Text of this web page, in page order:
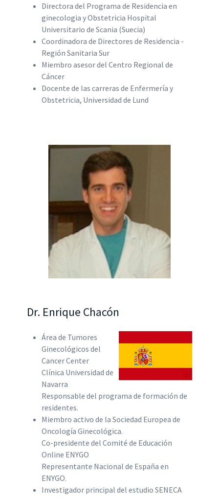
Directora del Programa de Residencia en
ginecologia y Obstetricia Hospital
Universitario de Scania (Suecia)
Coordinadora de Directores de Residencia -
Región Sanitaria Sur
Miembro asesor del Centro Regional de
Cáncer
Docente de las carreras de Enfermería y
Obstetricia, Universidad de Lund
Dr. Enrique Chacón
Área de Tumores
Ginecológicos del
Cancer Center
Clínica Universidad de
Navarra
Responsable del programa de formación de
residentes.
Miembro activo de la Sociedad Europea de
Oncología Ginecológica.
Co-presidente del Comité de Educación
Online ENYGO
Representante Nacional de España en
ENYGO.
Investigador principal del estudio SENECA